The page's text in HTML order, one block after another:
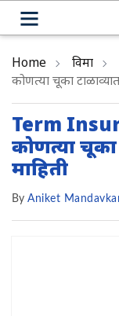
Home विमा
कोणत्या चूका
Term
कोणत्या चूका
माहिती
By Aniket